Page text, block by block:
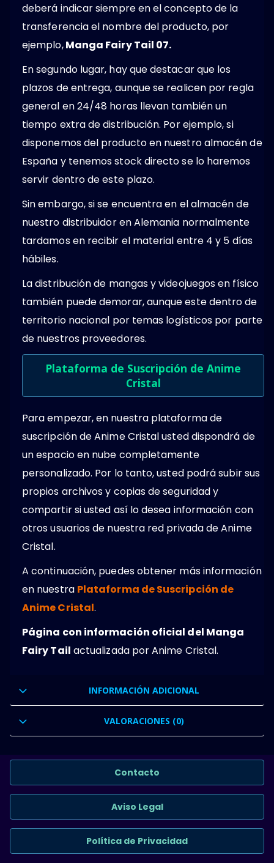
deberá indicar siempre en el concepto de la
transferencia el nombre del producto, por
ejemplo,Manga Fairy Tail 07.
En segundo lugar, hay que destacar que los
plazos de entrega, aunque se realicen por regla
general en 24/48 horas llevan también un
tiempo extra de distribución. Por ejemplo, si
disponemos del producto en nuestro almacén de
España y tenemos stock directo se lo haremos
servir dentro de este plazo.
Sin embargo, si se encuentra en el almacén de
nuestro distribuidor en Alemania normalmente
tardamos en recibir el material entre 4 y 5 días
hábiles.
La distribución de mangas y videojuegos en físico
también puede demorar, aunque este dentro de
territorio nacional por temas logísticos por parte
de nuestros proveedores.
Plataforma de Suscripción de Anime
Cristal
Para empezar, en nuestra plataforma de
suscripción de Anime Cristal usted dispondrá de
un espacio en nube completamente
personalizado. Por lo tanto, usted podrá subir sus
propios archivos y copias de seguridad y
compartir si usted así lo desea información con
otros usuarios de nuestra red privada de Anime
Cristal.
A continuación, puedes obtener más información
en nuestra Plataforma de Suscripción de
Anime Cristal.
Página con información oficial del Manga
Fairy Tail actualizada por Anime Cristal.
INFORMACIÓN ADICIONAL
VALORACIONES (0)
Contacto
Aviso Legal
Política de Privacidad